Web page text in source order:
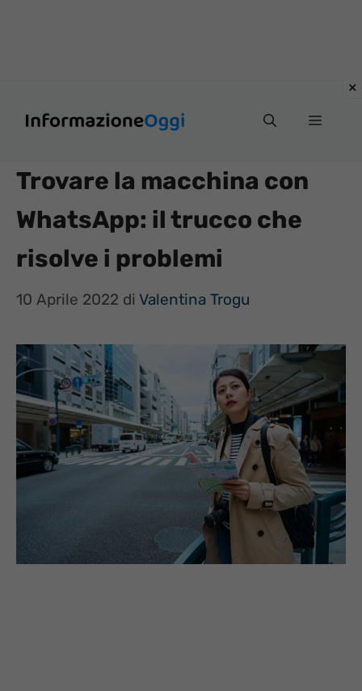
Menu
Trovare la macchina con
WhatsApp: il trucco che
risolve i problemi
10 Aprile 2022 di Valentina Trogu